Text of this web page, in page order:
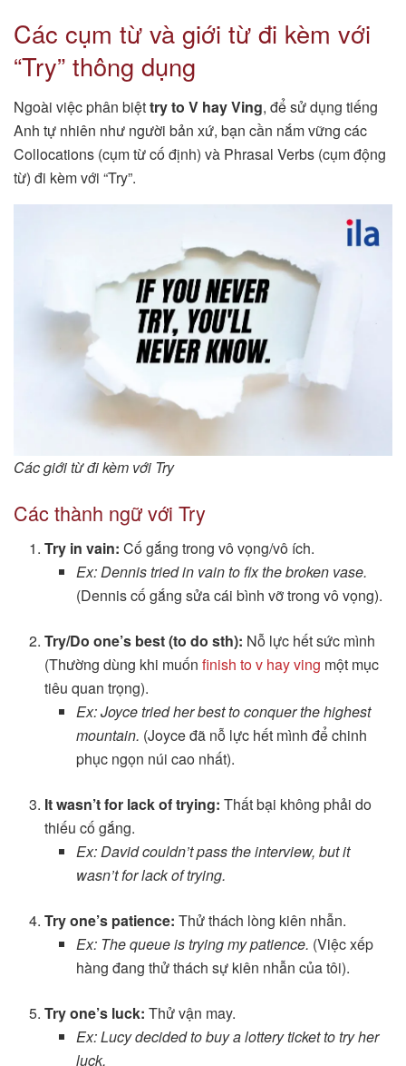
Các cụm từ và giới từ đi kèm với
“Try” thông dụng
Ngoài việc phân biệttry to V hay Ving, để sử dụng tiếng
Anh tự nhiên như người bản xứ, bạn cần nắm vững các
Collocations (cụm từ cố định) và Phrasal Verbs (cụm động
từ) đi kèm với “Try”.
Các giới từ đi kèm với Try
Các thành ngữ với Try
Try in vain: Cố gắng trong vô vọng/vô ích.
Ex: Dennis tried in vain to fix the broken vase.
(Dennis cố gắng sửa cái bình vỡ trong vô vọng).
Try/Do one’s best (to do sth): Nỗ lực hết sức mình
(Thường dùng khi muốnfinish to v hay ving một mục
tiêu quan trọng).
Ex: Joyce tried her best to conquer the highest
mountain. (Joyce đã nỗ lực hết mình để chinh
phục ngọn núi cao nhất).
It wasn’t for lack of trying: Thất bại không phải do
thiếu cố gắng.
Ex: David couldn’t pass the interview, but it
wasn’t for lack of trying.
Try one’s patience: Thử thách lòng kiên nhẫn.
Ex: The queue is trying my patience. (Việc xếp
hàng đang thử thách sự kiên nhẫn của tôi).
Try one’s luck: Thử vận may.
Ex: Lucy decided to buy a lottery ticket to try her
luck.